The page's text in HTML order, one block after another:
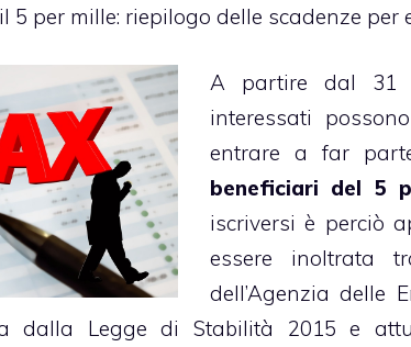
5 per mille: riepilogo delle scadenze
A partire dal 31
interessati
entrare a far
beneficiari del 5
iscriversi è perciò
essere inoltrata
dell’Agenzia delle
dalla Legge di Stabilità 2015 e